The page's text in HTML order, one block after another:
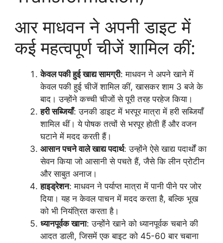
आर माधवन ने अपनी डाइट में
कई महत्वपूर्ण चीजें शामिल कीं:
केवल पकी हुई खाद्य सामग्री: माधवन ने अपने खाने में
केवल पकी हुई चीजें शामिल कीं, खासकर शाम 3 बजे के
बाद। उन्होंने कच्ची चीजों से पूरी तरह परहेज किया।
हरी सब्जियाँ: उनकी डाइट में भरपूर मात्रा में हरी सब्जियाँ
शामिल थीं। ये पोषक तत्वों से भरपूर होती हैं और वजन
घटाने में मदद करती हैं।
आसान पचने वाले खाद्य पदार्थ: उन्होंने ऐसे खाद्य पदार्थों का
सेवन किया जो आसानी से पचते हैं, जैसे कि लीन प्रोटीन
और साबुत अनाज।
हाइड्रेशन: माधवन ने पर्याप्त मात्रा में पानी पीने पर जोर
दिया। यह न केवल पाचन में मदद करता है, बल्कि भूख
को भी नियंत्रित करता है।
ध्यानपूर्वक खाना: उन्होंने खाने को ध्यानपूर्वक चबाने की
आदत डाली, जिसमें एक बाइट को 45-60 बार चबाना